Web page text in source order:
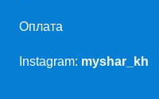
Оплата
Instagram: myshar_kh